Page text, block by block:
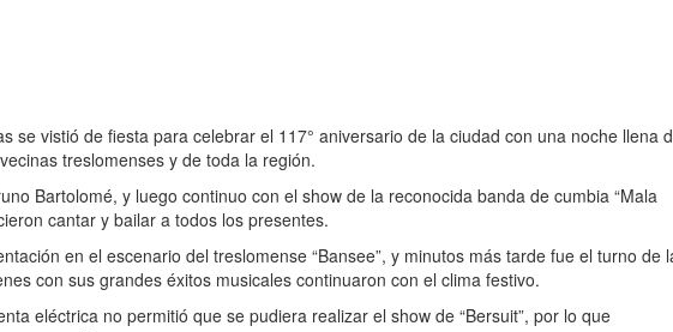
se vistió de fiesta para celebrar el 117° aniversario de la ciudad con una noche llena
treslomenses y de toda la región.
Bartolomé, y luego continuo con el show de la reconocida banda de cumbia “Mala
cantar y bailar a todos los presentes.
en el escenario del treslomense “Bansee”, y minutos más tarde fue el turno de
con sus grandes éxitos musicales continuaron con el clima festivo.
eléctrica no permitió que se pudiera realizar el show de “Bersuit”, por lo que